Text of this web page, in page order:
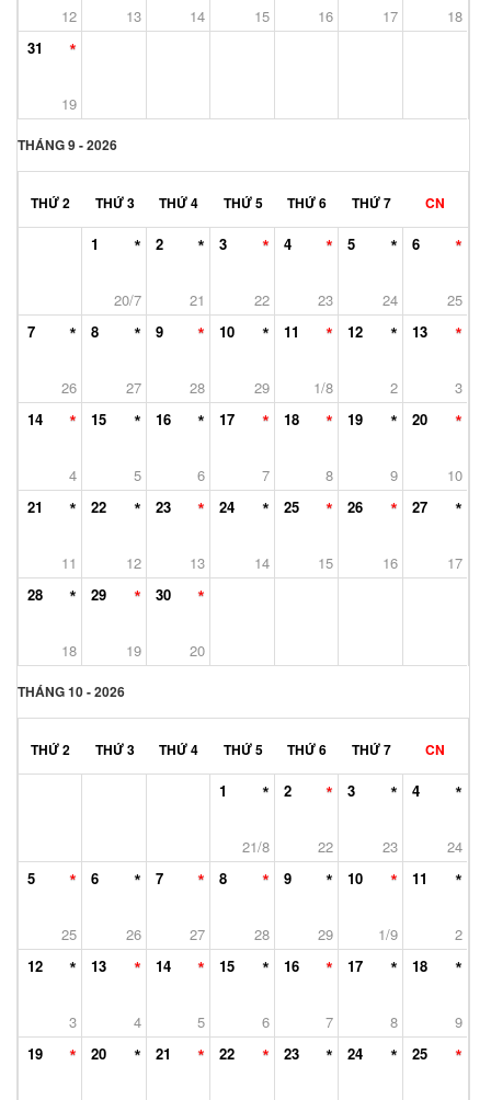
12 13 14 15 16 17
18
31
19
THÁNG 9 - 2026
THỨ 2 THỨ 3 THỨ 4 THỨ 5 THỨ 6 THỨ 7 CN
1
20/7
2
21
3
22
4
23
5
24
6
25
7
26
8
27
9
28
10
29
11
1/8
12
2
13
3
14
4
15
5
16
6
17
7
18
8
19
9
20
10
21
11
22
12
23
13
24
14
25
15
26
16
27
17
28
18
29
19
30
20
THÁNG 10 - 2026
THỨ 2 THỨ 3 THỨ 4 THỨ 5 THỨ 6 THỨ 7 CN
1
21/8
2
22
3
23
4
24
5
25
6
26
7
27
8
28
9
29
10
1/9
11
2
12
3
13
4
14
5
15
6
16
7
17
8
18
9
19
20 21 22 23 24 25